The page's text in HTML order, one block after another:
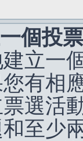
個投
立一
有相
選活
至少